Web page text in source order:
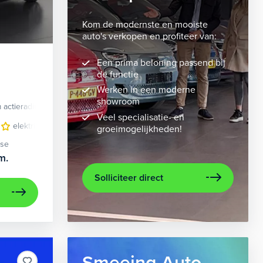
lichtmetalen velgen 10-spaaks 21" metaalkleur
Elektrisch
elektrisch glazen panorama-dak lederen bekleding
Kom de modernste en mooiste
auto's verkopen en profiteer van:
Een prima beloning passend bij
de functie
Werken in een moderne
showroom
Veel specialisatie- en
groeimogelijkheden!
Solliciteer direct